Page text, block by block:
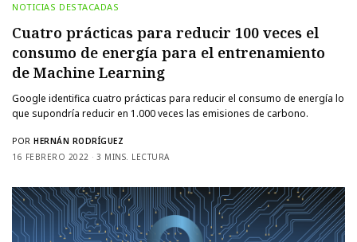
NOTICIAS DESTACADAS
Cuatro prácticas para reducir 100 veces el
consumo de energía para el entrenamiento
de Machine Learning
Google identifica cuatro prácticas para reducir el consumo de energía lo
que supondría reducir en 1.000 veces las emisiones de carbono.
POR HERNÁN RODRÍGUEZ
16 FEBRERO 2022
3 MINS. LECTURA